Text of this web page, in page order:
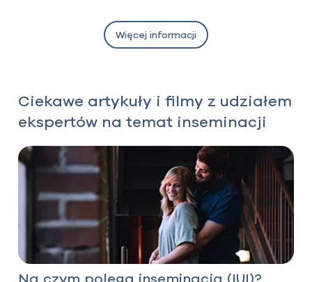
Więcej informacji
Ciekawe artykuły i filmy z udziałem
ekspertów na temat inseminacji
Na czym polega inseminacja (IUI)?